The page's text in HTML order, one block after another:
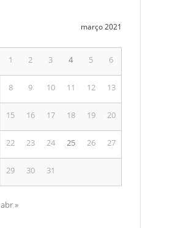
março 2021
1 2 3 4 5 6
8 9 10 11 12 13
15 16 17 18 19 20
22 23 24 25 26 27
29 30 31
abr »